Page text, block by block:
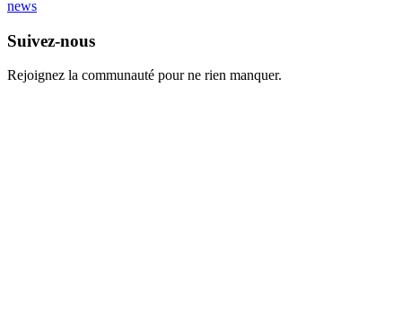
news
Suivez-nous
Rejoignez la communauté pour ne rien manquer.